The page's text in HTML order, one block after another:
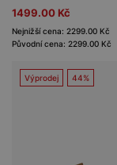
1499.00 Kč
Nejnižší cena: 2299.00 Kč
Původní cena: 2299.00 Kč
Výprodej 44%